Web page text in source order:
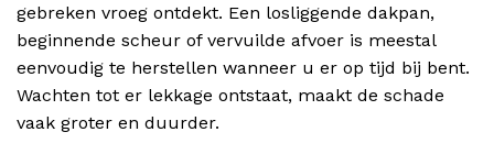
gebreken vroeg ontdekt. Een losliggende dakpan,
beginnende scheur of vervuilde afvoer is meestal
eenvoudig te herstellen wanneer u er op tijd bij bent.
Wachten tot er lekkage ontstaat, maakt de schade
vaak groter en duurder.